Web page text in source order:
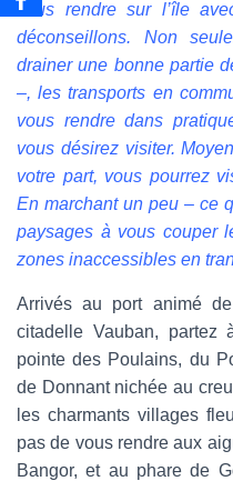
vous rendre sur l’île
déconseillons. Non
drainer une bonne partie
–, les transports en
vous rendre dans
vous désirez visiter.
votre part, vous pourrez
En marchant un peu – ce
paysages à vous couper
zones inaccessibles en
Arrivés au port animé
citadelle Vauban,
pointe des Poulains, du
de Donnant nichée au
les charmants villages
pas de vous rendre aux
Bangor, et au phare de